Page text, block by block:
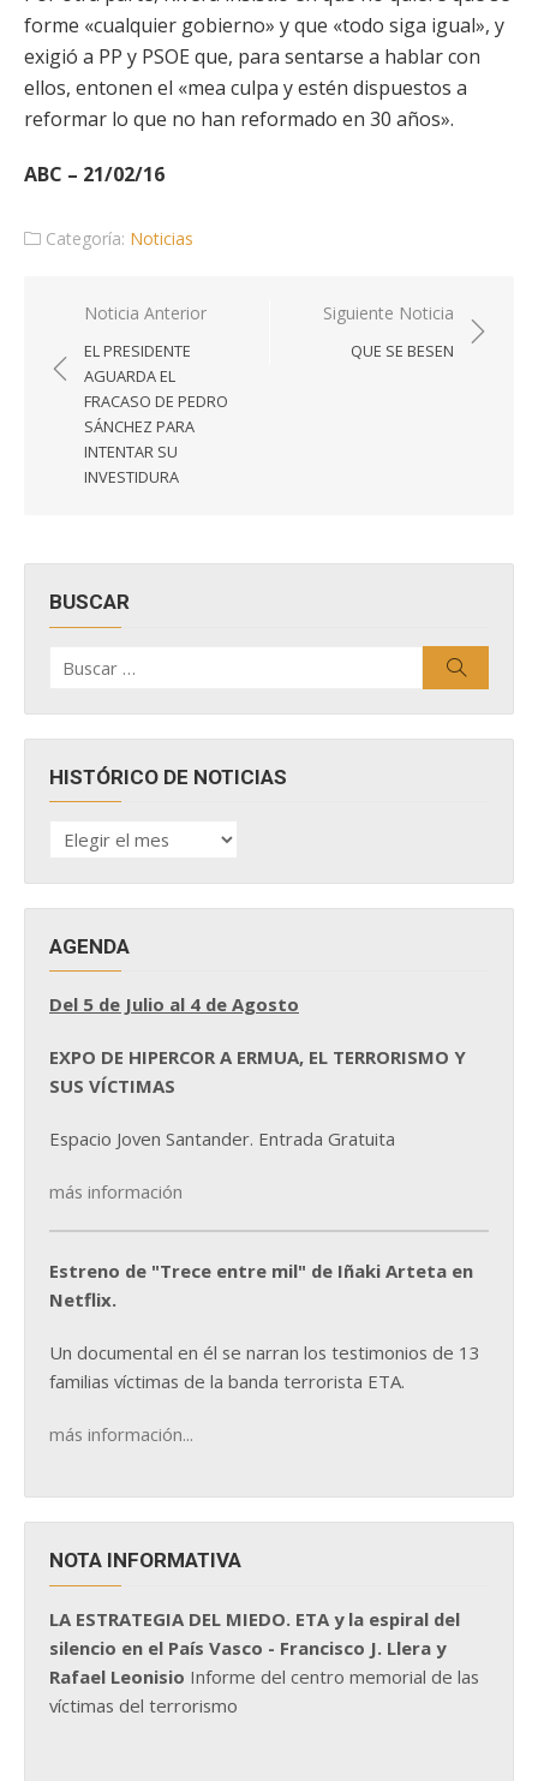
forme «cualquier gobierno» y que «todo siga igual», y
exigió a PP y PSOE que, para sentarse a hablar con
ellos, entonen el «mea culpa y estén dispuestos a
reformar lo que no han reformado en 30 años».
ABC – 21/02/16
Categoría: Noticias
Navegación
entradas
Noticia Anterior
EL PRESIDENTE
AGUARDA EL
FRACASO DE PEDRO
SÁNCHEZ PARA
INTENTAR SU
INVESTIDURA
Siguiente Noticia
QUE SE BESEN
BUSCAR
por:
HISTÓRICO DE NOTICIAS
HISTÓRICO
DE
AGENDA
Del 5 de Julio al 4 de Agosto
EXPO DE HIPERCOR A ERMUA, EL TERRORISMO Y
SUS VÍCTIMAS
Espacio Joven Santander. Entrada Gratuita
más información
Estreno de "Trece entre mil" de Iñaki Arteta en
Netflix.
Un documental en él se narran los testimonios de 13
familias víctimas de la banda terrorista ETA.
más información...
NOTA INFORMATIVA
LA ESTRATEGIA DEL MIEDO. ETA y la espiral del
silencio en el País Vasco - Francisco J. Llera y
Rafael Leonisio Informe del centro memorial de las
víctimas del terrorismo